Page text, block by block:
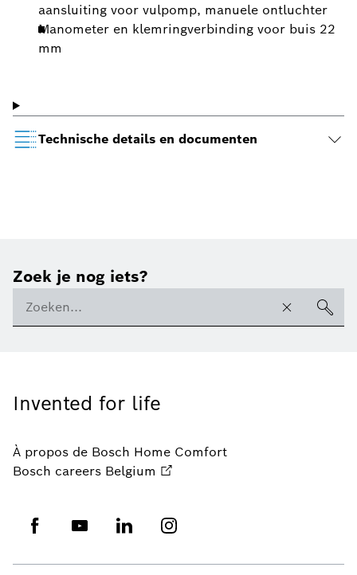
aansluiting voor vulpomp, manuele ontluchter
Manometer en klemringverbinding voor buis 22
mm
Technische details en documenten
Zoek je nog iets?
Invented for life
À propos de Bosch Home Comfort
Bosch careers Belgium